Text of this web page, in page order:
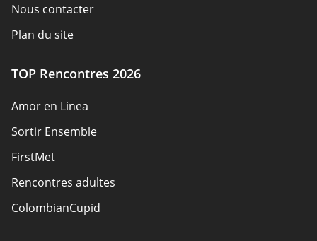
Nous contacter
Plan du site
TOP Rencontres 2026
Amor en Linea
Sortir Ensemble
FirstMet
Rencontres adultes
ColombianCupid